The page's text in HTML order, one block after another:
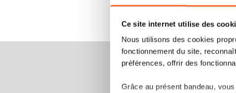
Ce site internet utilise des
Nous utilisons des cookies
fonctionnement du site,
préférences, offrir des
Grâce au présent bandeau,